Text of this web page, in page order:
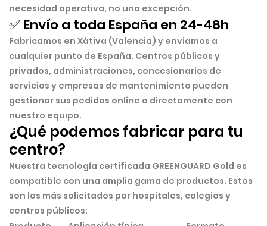
necesidad operativa, no una excepción.
✅ Envío a toda España en 24-48h
Fabricamos en Xàtiva (Valencia) y enviamos a
cualquier punto de España. Centros públicos y
privados, administraciones, concesionarios de
servicios y empresas de mantenimiento pueden
gestionar sus pedidos online o directamente con
nuestro equipo.
¿Qué podemos fabricar para tu
centro?
Nuestra tecnología certificada GREENGUARD Gold es
compatible con una amplia gama de productos. Estos
son los más solicitados por hospitales, colegios y
centros públicos: